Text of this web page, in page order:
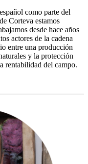
como parte del
Corteva estamos
desde hace años
actores de la cadena
entre una producción
y la protección
rentabilidad del campo.